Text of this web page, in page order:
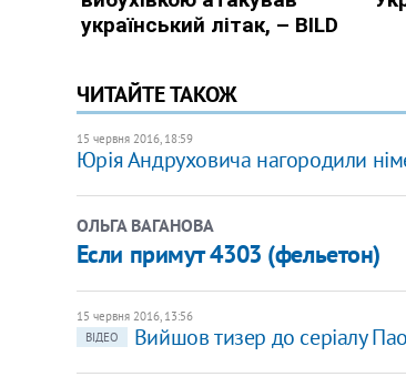
ЧИТАЙТЕ ТАКОЖ
15 червня 2016, 18:59
Юрія Андруховича нагородили
ОЛЬГА ВАГАНОВА
​Если примут 4303 (фельетон)
15 червня 2016, 13:56
ВІДЕО
Вийшов тизер до серіалу